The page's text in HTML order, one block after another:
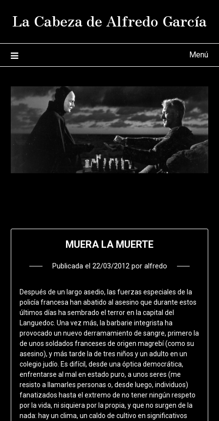
La Cabeza de Alfredo García
Menú
MUERA LA MUERTE
Publicada el 22/03/2012por alfredo
Después de un largo asedio, las fuerzas especiales de la
policía francesa han abatido al asesino que durante estos
últimos días ha sembrado el terror en la capital del
Languedoc. Una vez más, la barbarie integrista ha
provocado un nuevo derramamiento de sangre, primero la
de unos soldados franceses de origen magrebí (como su
asesino), y más tarde la de tres niños y un adulto en un
colegio judío. Es difícil, desde una óptica democrática,
enfrentarse al mal en estado puro, a unos seres (me
resisto a llamarles personas o, desde luego, individuos)
fanatizados hasta el extremo de no tener ningún respeto
por la vida, ni siquiera por la propia, y que no surgen de la
nada: hay un clima, un caldo de cultivo en significativos